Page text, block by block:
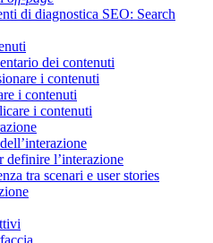
di diagnostica SEO: Search
dei contenuti
i contenuti
i contenuti
i contenuti
definire l’interazione
tra scenari e user stories